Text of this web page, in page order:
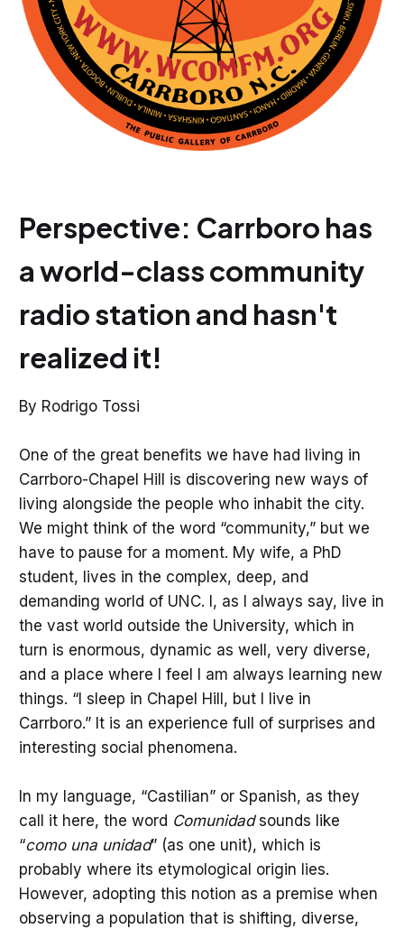
Perspective: Carrboro has
a world-class community
radio station and hasn't
realized it!
By Rodrigo Tossi
One of the great benefits we have had living in
Carrboro-Chapel Hill is discovering new ways of
living alongside the people who inhabit the city.
We might think of the word “community,” but we
have to pause for a moment. My wife, a PhD
student, lives in the complex, deep, and
demanding world of UNC. I, as I always say, live in
the vast world outside the University, which in
turn is enormous, dynamic as well, very diverse,
and a place where I feel I am always learning new
things. “I sleep in Chapel Hill, but I live in
Carrboro.” It is an experience full of surprises and
interesting social phenomena.
In my language, “Castilian” or Spanish, as they
call it here, the word Comunidadsounds like
“como una unidad” (as one unit), which is
probably where its etymological origin lies.
However, adopting this notion as a premise when
observing a population that is shifting, diverse,